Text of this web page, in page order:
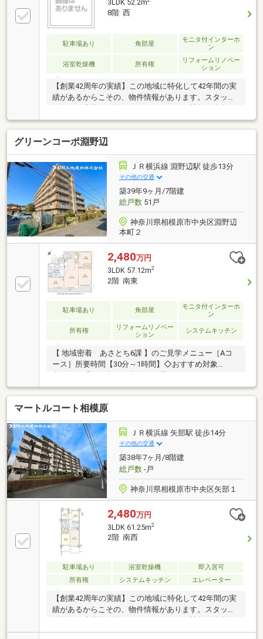
3LDK 52.2m
8階 西
駐車場あり 角部屋
モニタ付インターホ
ン
浴室乾燥機 所有権
リフォームリノベー
ション
【創業42周年の実績】この地域に特化して42年間の実
績があるからこその、物件情報があります。スタッフ
用意しております。※自己資金を使いたくない※現在、
他のローンを組んでいるけど大丈夫かな等お気軽に下
記までご連絡ください。☆フリーダイヤル：0120-12-
7417お住まい探しは朝日土地建物(株)営業7課にお任せ
ください！インターネット、チラシなどに掲載できな
い物件も多数ございます！
グリーンコーポ淵野辺
ＪＲ横浜線 淵野辺駅 徒歩13分
その他の交通
築39年9ヶ月/7階建
総戸数51戸
神奈川県相模原市中央区淵野辺
本町２
2,480万円
3LDK 57.12m2
2階 南東
駐車場あり 角部屋
モニタ付インターホ
ン
所有権
リフォームリノベー
ション
システムキッチン
【 地域密着 あさとち6課 】のご見学メニュー［Aコ
ース］所要時間【30分～1時間】◇おすすめ対象
者・・・「お目当ての物件だけ見てみたい！」という
方に最適です(^^)/［Bコース］所要時間【2時間～5時
間】◇おすすめ対象者・・・「本命の物件にあわせ
て、同条件の物件も比較しながら見学したい！」とい
う方に最適です(^^)/［Cコース］所要時間【5時間～8
時間】◇おすすめ対象者・・・「マイホーム探しは今
日が初めて！」という方に最適です(^^)/お住まい探し
がはじめての方に「不動産の基本知識」「住宅ローン
の基本知識」の説明会つきコースお住まい探しは営業
6課にお任せください！
マートルコート相模原
ＪＲ横浜線 矢部駅 徒歩14分
その他の交通
築38年7ヶ月/8階建
総戸数-戸
神奈川県相模原市中央区矢部１
2,480万円
3LDK 61.25m2
2階 南西
駐車場あり 浴室乾燥機
即入居可
所有権
システムキッチン エレベーター
【創業42周年の実績】この地域に特化して42年間の実
績があるからこその、物件情報があります。スタッフ
30名でお客様がご覧になったことのない情報を多数ご
用意しております。ご案内・詳細な資料のご請求はお